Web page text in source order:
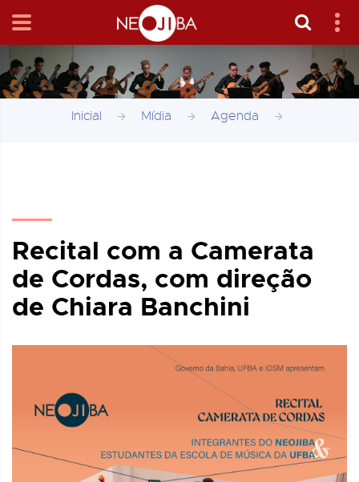
Inicial Mídia Agenda
Recital com a Camerata
de Cordas, com direção
de Chiara Banchini